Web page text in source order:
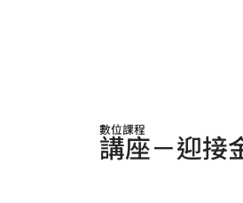
數位課程
講座－迎接